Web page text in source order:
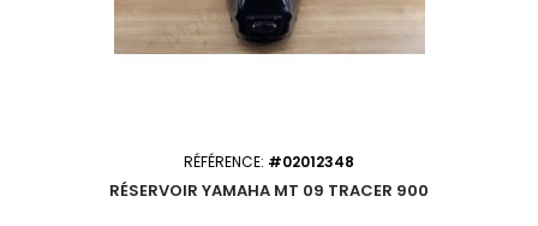
RÉFÉRENCE: #02012348
RÉSERVOIR YAMAHA MT 09 TRACER 900